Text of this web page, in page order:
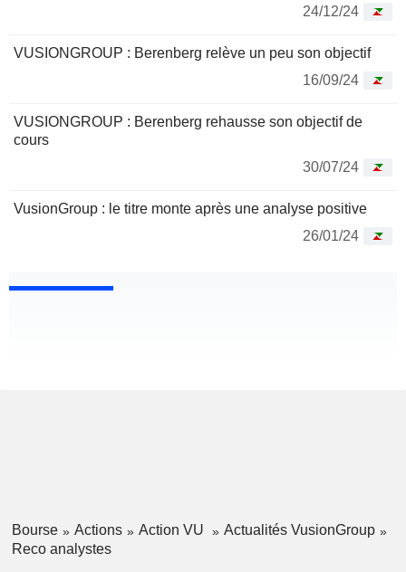
24/12/24
VUSIONGROUP : Berenberg relève un peu son objectif
16/09/24
VUSIONGROUP : Berenberg rehausse son objectif de
cours
30/07/24
VusionGroup : le titre monte après une analyse positive
26/01/24
Bourse Actions Action VU
Actualités VusionGroup
Reco analystes